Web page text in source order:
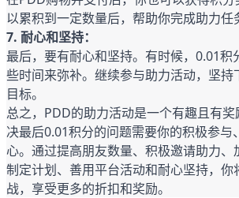
以累积到一定数量后，帮助你完成助力任
7. 耐心和坚持：
最后，要有耐心和坚持。有时候，0.01积
些时间来弥补。继续参与助力活动，坚持
目标。
总之，PDD的助力活动是一个有趣且有
决最后0.01积分的问题需要你的积极参与
心。通过提高朋友数量、积极邀请助力、
制定计划、善用平台活动和耐心坚持，你
战，享受更多的折扣和奖励。